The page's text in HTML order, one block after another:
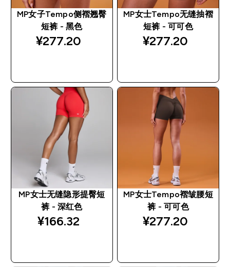
MP女子Tempo侧褶翘臀
短裤 - 黑色
¥277.20‎
MP女士Tempo无缝抽褶
短裤 - 可可色
¥277.20‎
MP女士无缝隐形提臀短
裤 - 深红色
¥166.32‎
MP女士Tempo褶皱腰短
裤 - 可可色
¥277.20‎